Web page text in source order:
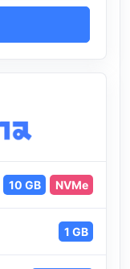
10 GB NVMe
1 GB